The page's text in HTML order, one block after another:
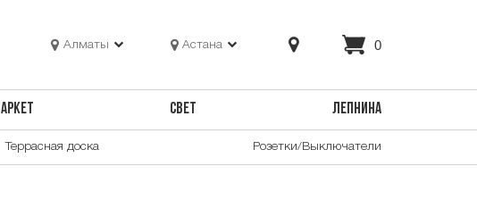
Алматы Астана 0
ПАРКЕТ СВЕТ ЛЕПНИНА
Террасная доска Розетки/Выключатели